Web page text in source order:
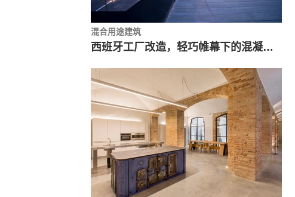
混合用途建筑
西班牙工厂改造，轻巧帷幕下的混凝土结构